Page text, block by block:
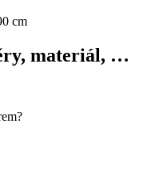
cm
materiál, …